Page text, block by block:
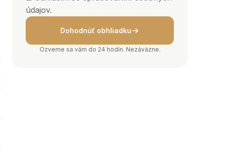
údajov.
Dohodnúť obhliadku
Ozveme sa vám do 24 hodín. Nezáväzne.